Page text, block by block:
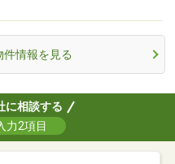
件情報を見る
に相談する
力2項目